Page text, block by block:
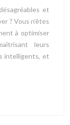
et
? Vous n’êtes
à optimiser
leurs
intelligents, et